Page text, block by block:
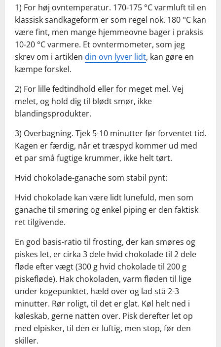
1) For høj ovntemperatur. 170-175 °C varmluft til en
klassisk sandkageform er som regel nok. 180 °C kan
være fint, men mange hjemmeovne bager i praksis
10-20 °C varmere. Et ovntermometer, som jeg
skrev om i artiklen din ovn lyver lidt, kan gøre en
kæmpe forskel.
2) For lille fedtindhold eller for meget mel. Vej
melet, og hold dig til blødt smør, ikke
blandingsprodukter.
3) Overbagning. Tjek 5-10 minutter før forventet tid.
Kagen er færdig, når et træspyd kommer ud med
et par små fugtige krummer, ikke helt tørt.
Hvid chokolade-ganache som stabil pynt:
Hvid chokolade kan være lidt lunefuld, men som
ganache til smøring og enkel piping er den faktisk
ret tilgivende.
En god basis-ratio til frosting, der kan smøres og
piskes let, er cirka 3 dele hvid chokolade til 2 dele
fløde efter vægt (300 g hvid chokolade til 200 g
piskefløde). Hak chokoladen, varm fløden til lige
under kogepunktet, hæld over og lad stå 2-3
minutter. Rør roligt, til det er glat. Køl helt ned i
køleskab, gerne natten over. Pisk derefter let op
med elpisker, til den er luftig, men stop, før den
skiller.